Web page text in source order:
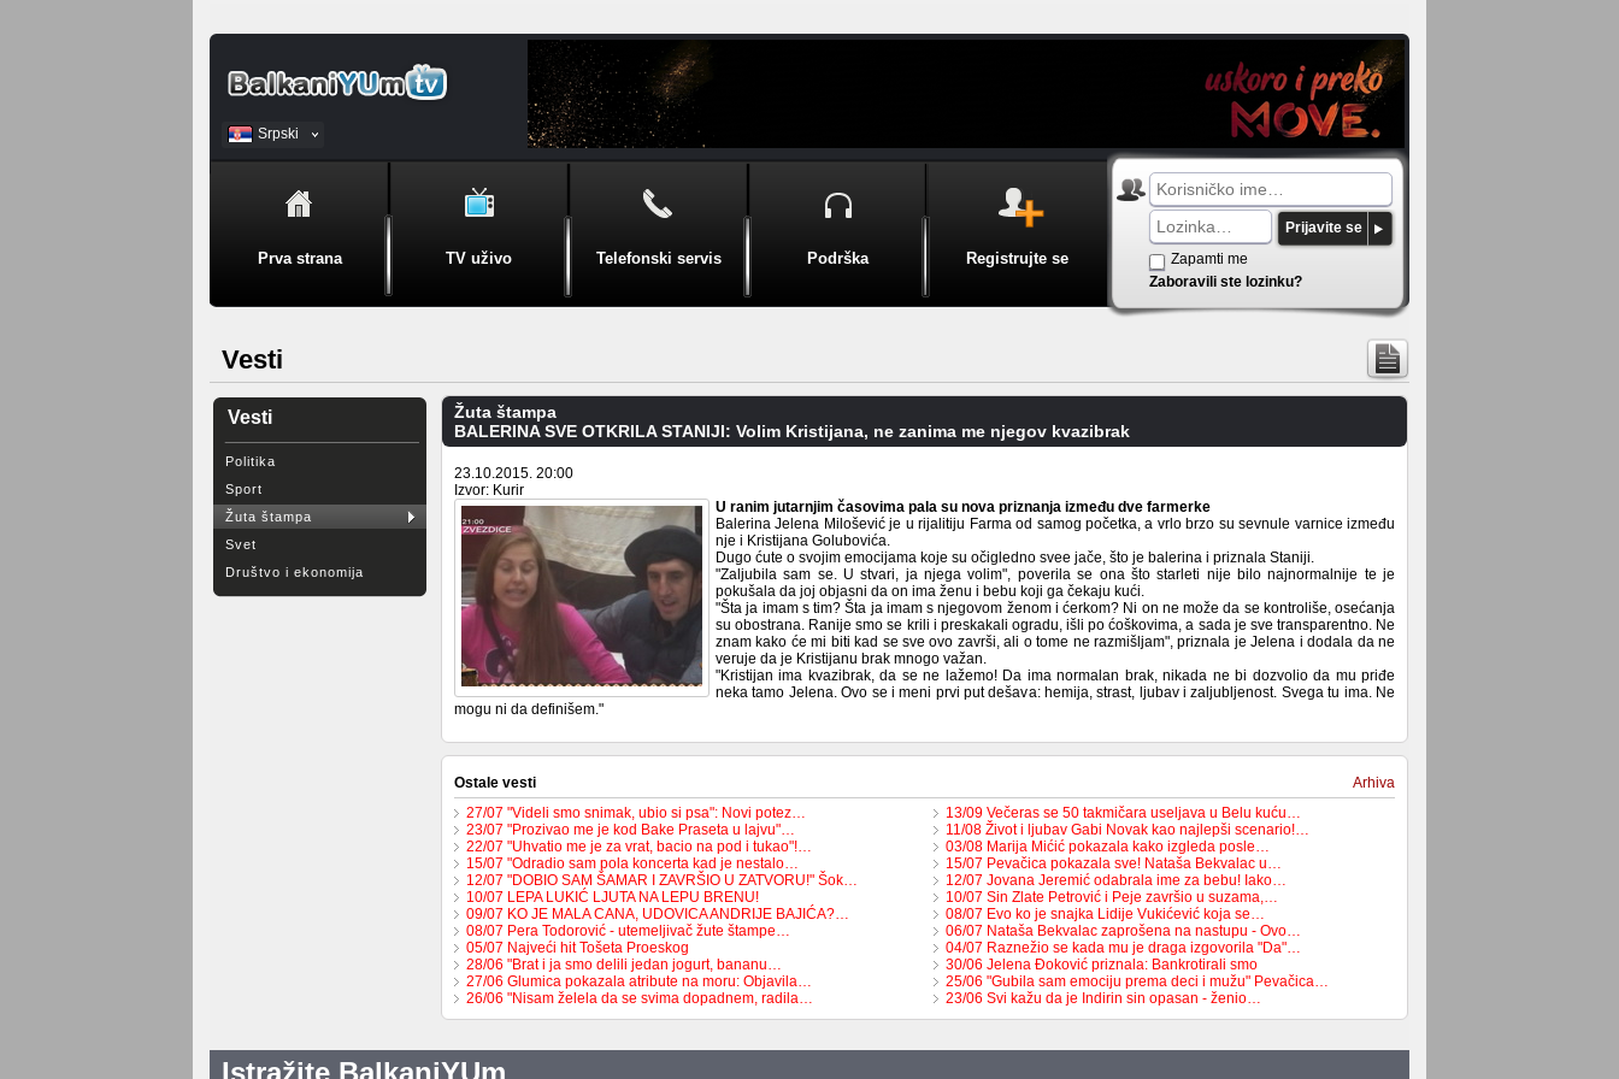
Srpski
BiH
Prva strana TV uživo Telefonski servis Podrška Registrujte se
Prijavite se
Zapamti me
Zaboravili ste lozinku?
Vesti
Vesti
Politika
Sport
Žuta štampa
Svet
Društvo i ekonomija
Žuta štampa
BALERINA SVE OTKRILA STANIJI: Volim Kristijana, ne zanima me njegov kvazibrak
23.10.2015. 20:00
Izvor: Kurir
U ranim jutarnjim časovima pala su nova priznanja između dve farmerke
Balerina Jelena Milošević je u rijalitiju Farma od samog početka, a vrlo brzo su sevnule varnice između
nje i Kristijana Golubovića.
Dugo ćute o svojim emocijama koje su očigledno svee jače, što je balerina i priznala Staniji.
"Zaljubila sam se. U stvari, ja njega volim", poverila se ona što starleti nije bilo najnormalnije te je
pokušala da joj objasni da on ima ženu i bebu koji ga čekaju kući.
"Šta ja imam s tim? Šta ja imam s njegovom ženom i ćerkom? Ni on ne može da se kontroliše, osećanja
su obostrana. Ranije smo se krili i preskakali ogradu, išli po ćoškovima, a sada je sve transparentno. Ne
znam kako će mi biti kad se sve ovo završi, ali o tome ne razmišljam", priznala je Jelena i dodala da ne
veruje da je Kristijanu brak mnogo važan.
"Kristijan ima kvazibrak, da se ne lažemo! Da ima normalan brak, nikada ne bi dozvolio da mu priđe
neka tamo Jelena. Ovo se i meni prvi put dešava: hemija, strast, ljubav i zaljubljenost. Svega tu ima. Ne
mogu ni da definišem."
Ostale vesti
Arhiva
27/07 "Videli smo snimak, ubio si psa": Novi potez…
23/07 "Prozivao me je kod Bake Praseta u lajvu"…
22/07 "Uhvatio me je za vrat, bacio na pod i tukao"!…
15/07 "Odradio sam pola koncerta kad je nestalo…
12/07 "DOBIO SAM ŠAMAR I ZAVRŠIO U ZATVORU!" Šok…
10/07 LEPA LUKIĆ LJUTA NA LEPU BRENU!
09/07 KO JE MALA CANA, UDOVICA ANDRIJE BAJIĆA?…
08/07 Pera Todorović - utemeljivač žute štampe…
05/07 Najveći hit Tošeta Proeskog
28/06 "Brat i ja smo delili jedan jogurt, bananu…
27/06 Glumica pokazala atribute na moru: Objavila…
26/06 "Nisam želela da se svima dopadnem, radila…
13/09 Večeras se 50 takmičara useljava u Belu kuću…
11/08 Život i ljubav Gabi Novak kao najlepši scenario!…
03/08 Marija Mićić pokazala kako izgleda posle…
15/07 Pevačica pokazala sve! Nataša Bekvalac u…
12/07 Jovana Jeremić odabrala ime za bebu! Iako…
10/07 Sin Zlate Petrović i Peje završio u suzama,…
08/07 Evo ko je snajka Lidije Vukićević koja se…
06/07 Nataša Bekvalac zaprošena na nastupu - Ovo…
04/07 Raznežio se kada mu je draga izgovorila "Da"…
30/06 Jelena Đoković priznala: Bankrotirali smo
25/06 "Gubila sam emociju prema deci i mužu" Pevačica…
23/06 Svi kažu da je Indirin sin opasan - ženio…
Istražite BalkaniYUm